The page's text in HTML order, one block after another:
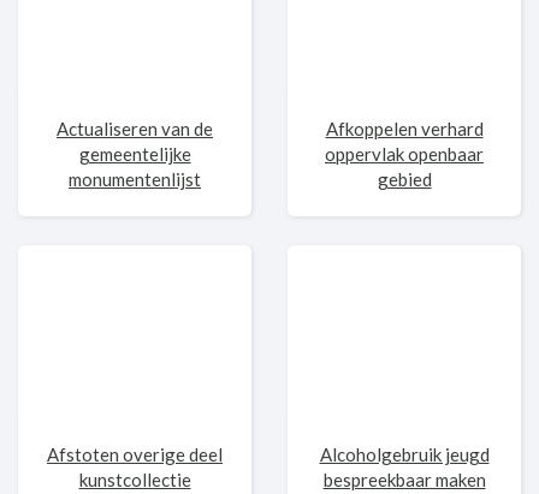
Actualiseren van de
gemeentelijke
monumentenlijst
Afkoppelen verhard
oppervlak openbaar
gebied
Afstoten overige deel
kunstcollectie
Alcoholgebruik jeugd
bespreekbaar maken